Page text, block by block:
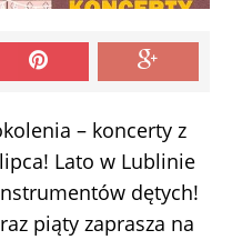
– koncerty z
Lato w Lublinie
dętych!
piąty zaprasza na